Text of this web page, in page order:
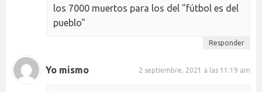
los 7000 muertos para los del "fútbol es del
pueblo"
Responder
Yo mismo 2 septiembre, 2021 a las 11:19 am